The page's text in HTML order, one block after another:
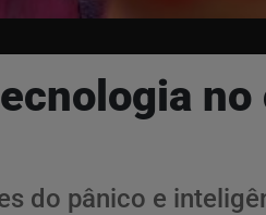
do pânico e